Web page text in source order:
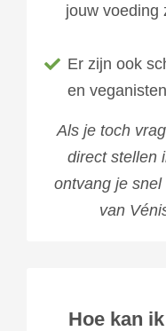
jouw voeding
Er zijn ook
en
Als je toch
direct stellen
ontvang je
van
Hoe kan